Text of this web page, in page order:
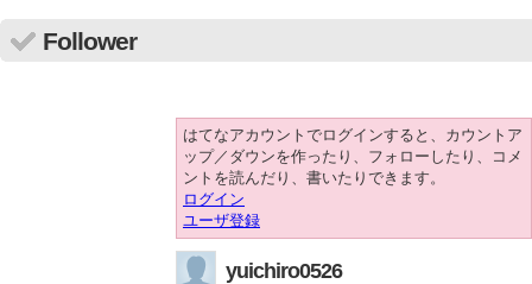
Follower
はてなアカウントでログインすると、カウントア
ップ／ダウンを作ったり、フォローしたり、コメ
ントを読んだり、書いたりできます。
ログイン
ユーザ登録
yuichiro0526